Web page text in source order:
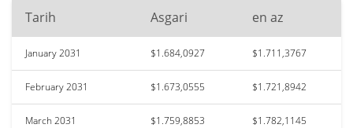
Tarih Asgari en az
January 2031 $1.684,0927 $1.711,3767
February 2031 $1.673,0555 $1.721,8942
March 2031 $1.759,8853 $1.782,1145